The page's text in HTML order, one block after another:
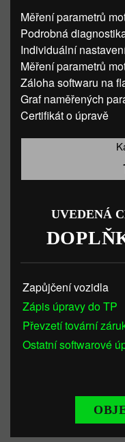
Měření parametrů
Podrobná
Individuální
Měření parametrů
Záloha softwaru na
Graf naměřených
Certifikát o úpravě
UVEDENÁ
Zapůjčení vozidla
Zápis úpravy do TP
Převzetí tovární
Ostatní softwarové